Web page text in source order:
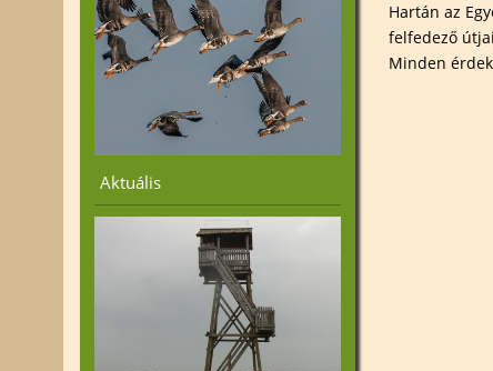
Aktuális
Hartán az
felfedező
Minden